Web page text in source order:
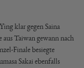
klar gegen Saina
Taiwan gewann nach
Finale besiegte
Sakai ebenfalls